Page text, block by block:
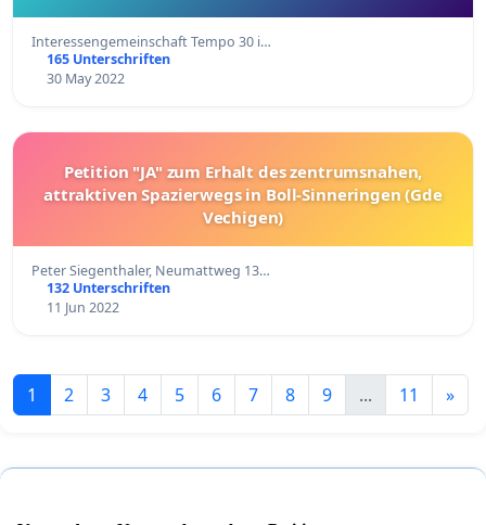
Interessengemeinschaft Tempo 30 i…
165 Unterschriften
30 May 2022
Petition "JA" zum Erhalt des zentrumsnahen,
attraktiven Spazierwegs in Boll-Sinneringen (Gde
Vechigen)
Peter Siegenthaler, Neumattweg 13…
132 Unterschriften
11 Jun 2022
1 2 3 4 5 6 7 8 9 ... 11 »